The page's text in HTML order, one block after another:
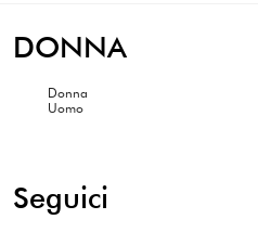
DONNA
Donna
Uomo
Seguici